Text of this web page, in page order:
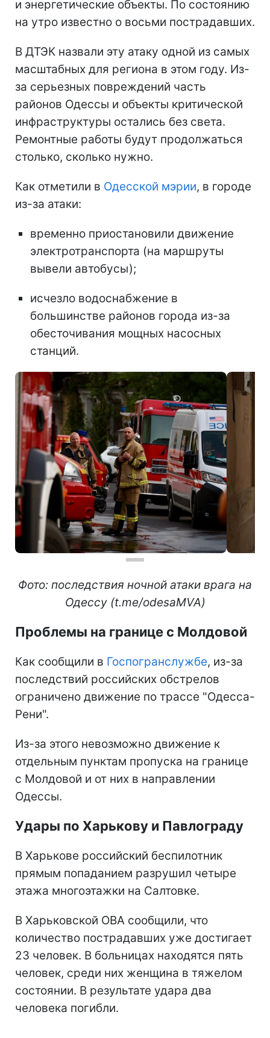
и энергетические объекты. По состоянию
на утро известно о восьми пострадавших.
В ДТЭК назвали эту атаку одной из самых
масштабных для региона в этом году. Из-
за серьезных повреждений часть
районов Одессы и объекты критической
инфраструктуры остались без света.
Ремонтные работы будут продолжаться
столько, сколько нужно.
Как отметили в Одесской мэрии, в городе
из-за атаки:
временно приостановили движение
электротранспорта (на маршруты
вывели автобусы);
исчезло водоснабжение в
большинстве районов города из-за
обесточивания мощных насосных
станций.
Фото: последствия ночной атаки врага на
Одессу (t.me/odesaMVA)
Проблемы на границе с Молдовой
Как сообщили в Госпогранслужбе, из-за
последствий российских обстрелов
ограничено движение по трассе "Одесса-
Рени".
Из-за этого невозможно движение к
отдельным пунктам пропуска на границе
с Молдовой и от них в направлении
Одессы.
Удары по Харькову и Павлограду
В Харькове российский беспилотник
прямым попаданием разрушил четыре
этажа многоэтажки на Салтовке.
В Харьковской ОВА сообщили, что
количество пострадавших уже достигает
23 человек. В больницах находятся пять
человек, среди них женщина в тяжелом
состоянии. В результате удара два
человека погибли.